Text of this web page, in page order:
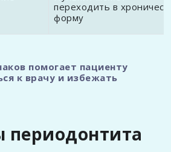
переходить в
форму
помогает пациенту
к врачу и избежать